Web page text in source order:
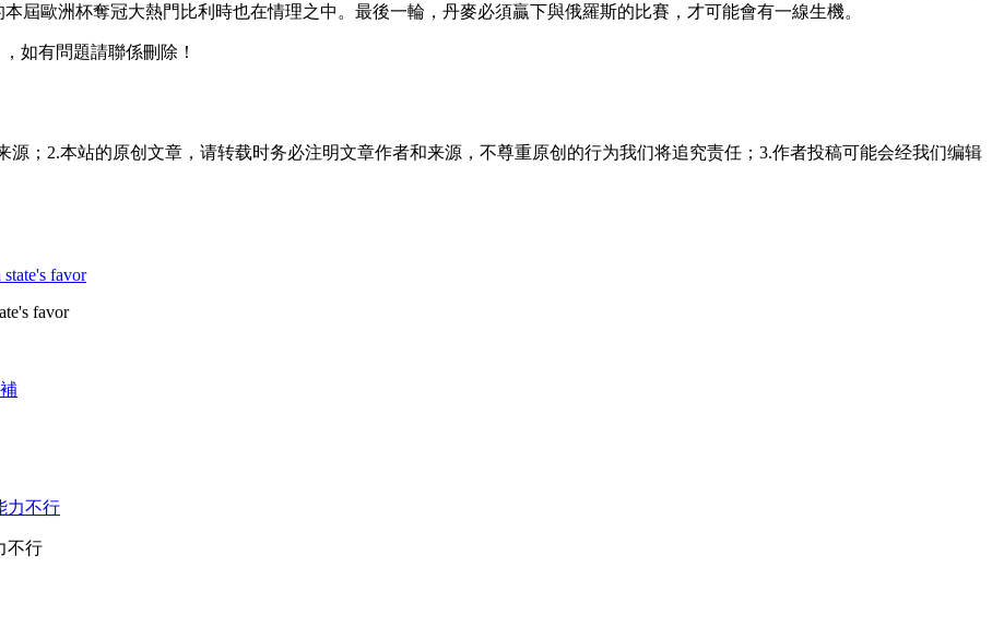
洲杯奪冠大熱門比利時也在情理之中。最後一輪 ，丹麥必須贏下與俄羅斯的比賽 ，才可能會有一線生機。
，如有問題請聯係刪除！
；2.本站的原创文章，请转载时务必注明文章作者和来源，不尊重原创的行为我们将追究责任；3.作者投稿可能会经我们编辑
favor
不行